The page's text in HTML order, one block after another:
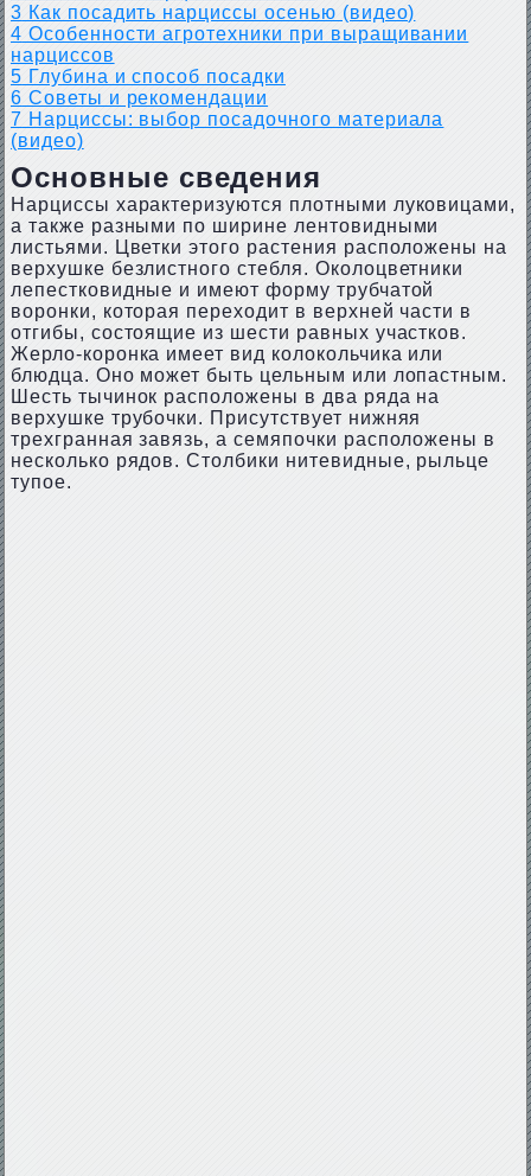
3 Как посадить нарциссы осенью (видео)
4 Особенности агротехники при выращивании
нарциссов
5 Глубина и способ посадки
6 Советы и рекомендации
7 Нарциссы: выбор посадочного материала
(видео)
Основные сведения
Нарциссы характеризуются плотными луковицами,
а также разными по ширине лентовидными
листьями. Цветки этого растения расположены на
верхушке безлистного стебля. Околоцветники
лепестковидные и имеют форму трубчатой
воронки, которая переходит в верхней части в
отгибы, состоящие из шести равных участков.
Жерло-коронка имеет вид колокольчика или
блюдца. Оно может быть цельным или лопастным.
Шесть тычинок расположены в два ряда на
верхушке трубочки. Присутствует нижняя
трехгранная завязь, а семяпочки расположены в
несколько рядов. Столбики нитевидные, рыльце
тупое.